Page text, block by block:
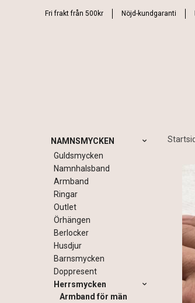
Fri frakt från 500kr Nöjd-kundgaranti
NAMNSMYCKEN
Guldsmycken
Namnhalsband
Armband
Ringar
Outlet
Örhängen
Berlocker
Husdjur
Barnsmycken
Doppresent
Herrsmycken
Armband för män